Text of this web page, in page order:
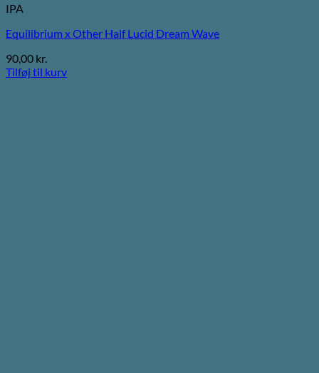
IPA
Equilibrium x Other Half Lucid Dream Wave
90,00 kr.
Tilføj til kurv